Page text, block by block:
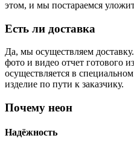
этом, и мы постараемся
Есть ли доставка
Да, мы осуществляем
фото и видео отчет готового
осуществляется в
изделие по пути к заказчику.
Почему неон
Надёжность